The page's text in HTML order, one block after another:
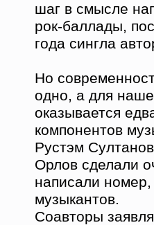
шаг в смысле
рок-баллады,
года сингла
Но
одно, а для
оказывается
компонентов
Рустэм
Орлов сделали
написали
музыкантов.
Соавторы